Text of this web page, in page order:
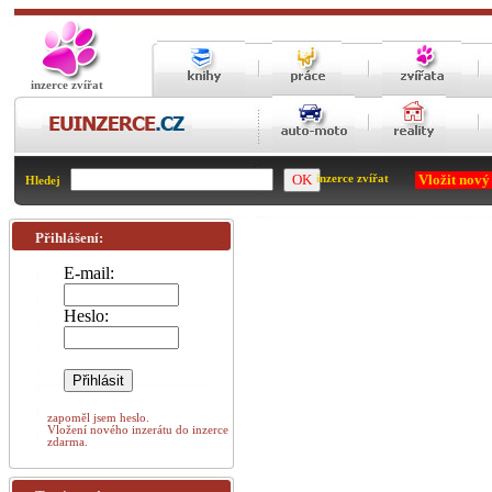
inzerce zvířat
Hledej inzerce zvířat Vložit
Přihlášení:
E-mail:
Heslo:
zapoměl jsem heslo.
Vložení nového inzerátu do inzerce
zdarma.